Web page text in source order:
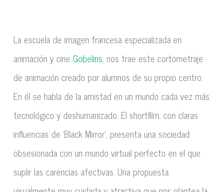
La escuela de imagen francesa especializada en
animación y cine Gobelins, nos trae este cortometraje
de animación creado por alumnos de su propio centro.
En él se habla de la amistad en un mundo cada vez más
tecnológico y deshumanizado. El shortfilm, con claras
influencias de ‘Black Mirror’, presenta una sociedad
obsesionada con un mundo virtual perfecto en el que
suplir las carencias afectivas. Una propuesta